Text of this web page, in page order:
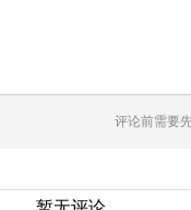
评论前需要